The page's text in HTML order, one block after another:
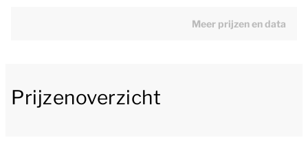
koffiezetapparaat, Senseo apparaat,
éénpersoons boxsprings. Ook is er standaard een
Meer prijzen en data
Prijzenoverzicht